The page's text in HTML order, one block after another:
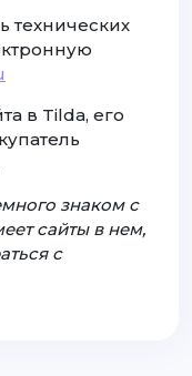
технических
в Tilda, его
знаком с
сайты в нем,
с